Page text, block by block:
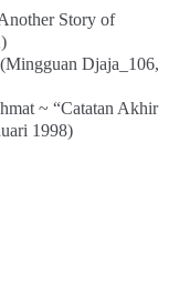
Story of
Djaja_106,
~ “Catatan Akhir
1998)